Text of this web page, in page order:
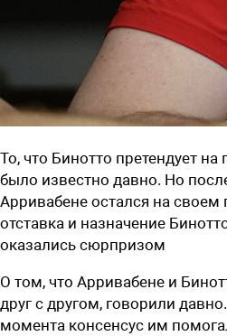
То, что Бинотто претендует
было известно давно. Но
Арривабене остался на своем
отставка и назначение
оказались сюрпризом
О том, что Арривабене и
друг с другом, говорили
момента консенсус им